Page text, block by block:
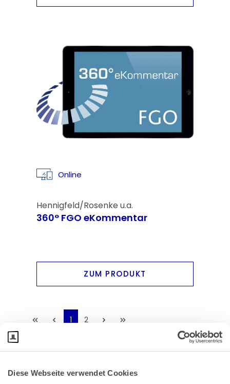
Diese Webseite verwendet Cookies
Online
Hennigfeld/Rosenke u.a.
360° FGO eKommentar
ZUM PRODUKT
1 2